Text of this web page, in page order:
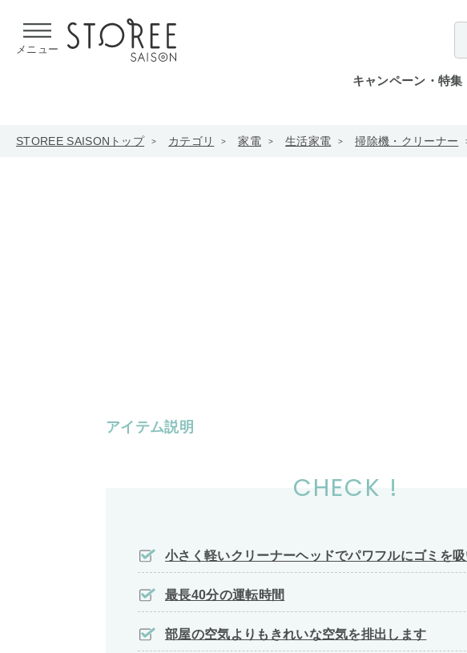
メニュー
キャンペーン・特集
STOREE SAISONトップ カテゴリ 家電 生活家電 掃除機・クリーナー
アイテム説明
CHECK !
小さく軽いクリーナーヘッドでパワフルにゴミを
最長40分の運転時間
部屋の空気よりもきれいな空気を排出します